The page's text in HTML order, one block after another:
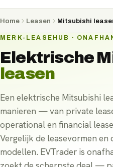
Home Leasen Mitsubishi
MERK-LEASEHUB ·
Elektrische
leasen
Een elektrische Mitsubishi
manieren — van private
operational en financial
Vergelijk de leasevormen
modellen. EVTrader is